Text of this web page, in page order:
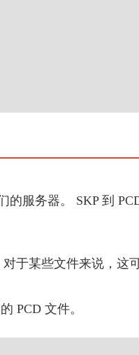
的服务器。 SKP 到
于某些文件来说，这
PCD 文件。